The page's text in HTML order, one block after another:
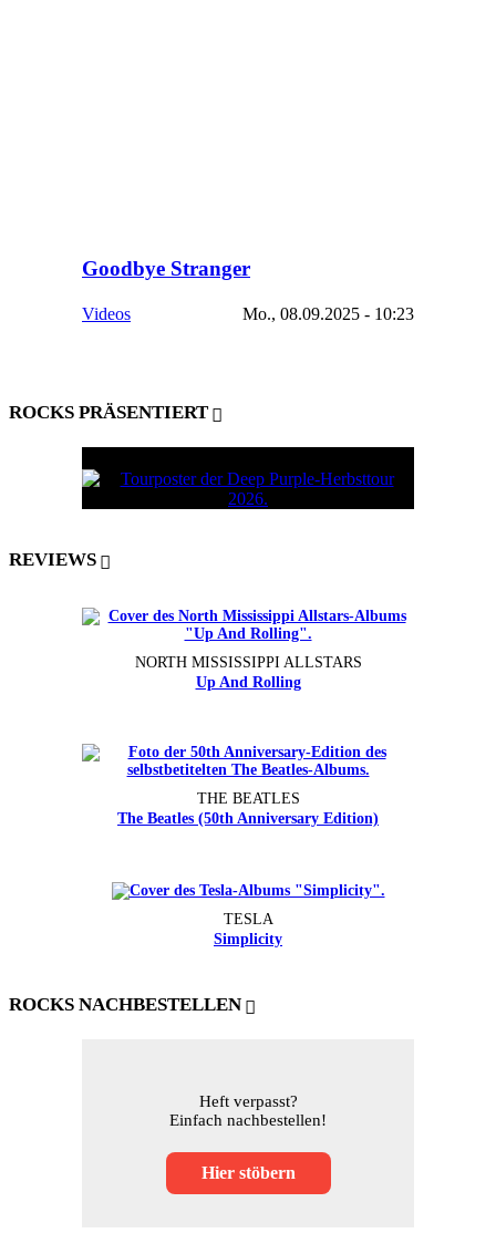
Goodbye Stranger
Videos Mo., 08.09.2025 - 10:23
ROCKS PRÄSENTIERT
REVIEWS
NORTH MISSISSIPPI ALLSTARS
Up And Rolling
THE BEATLES
The Beatles (50th Anniversary Edition)
TESLA
Simplicity
ROCKS NACHBESTELLEN
Heft verpasst?
Einfach nachbestellen!
Hier stöbern